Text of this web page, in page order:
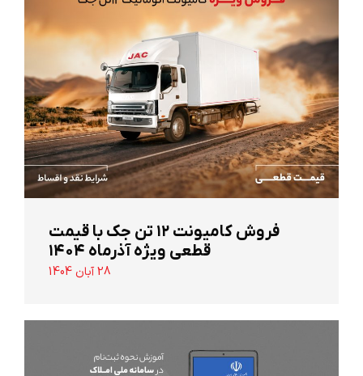
‌فروش کامیونت ۱۲ تن جک با قیمت
قطعی ویژه آذرماه ۱۴۰۴
28 آبان 1404